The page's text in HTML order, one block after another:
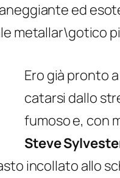
ed
metallar\gotico
Ero già pronto
catarsi dallo
fumoso e, con
Steve
incollato allo